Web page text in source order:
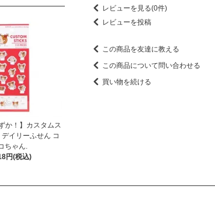
か！】カスタムス
イリーふせん コ
ちゃん.
円(税込)
レビューを見る(0件)
レビューを投稿
この商品を友達に教える
この商品について問い合わせる
買い物を続ける